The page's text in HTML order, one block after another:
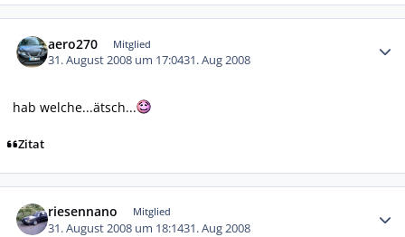
aero270 Mitglied
31. August 2008 um 17:0431. Aug 2008
hab welche...ätsch...
Zitat
riesennano Mitglied
31. August 2008 um 18:1431. Aug 2008